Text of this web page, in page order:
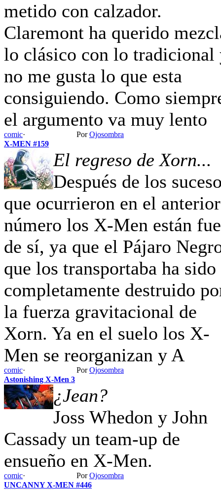
metido con calzador.
Claremont ha querido
lo clásico con lo tradicional
no me gusta lo que esta
consiguiendo. Como
el argumento va muy lento
comic· PorOjosombra
X-MEN #159
El regreso de Xorn...
Después de los
que ocurrieron en el anterior
número los X-Men están
de sí, ya que el Pájaro
que los transportaba ha sido
completamente destruido
la fuerza gravitacional de
Xorn. Ya en el suelo los X-
Men se reorganizan y A
comic· PorOjosombra
Astonishing X-Men 3
¿Jean?
Joss Whedon y John
Cassady un team-up de
ensueño en X-Men.
comic· PorOjosombra
UNCANNY X-MEN #446